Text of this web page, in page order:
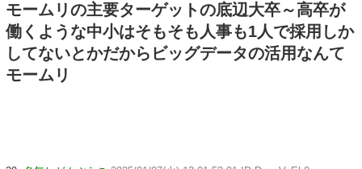
モームリの主要ターゲットの底辺大卒～高卒が
働くような中小はそもそも人事も1人で採用しか
してないとかだからビッグデータの活用なんて
モームリ